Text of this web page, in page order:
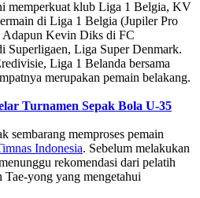
memperkuat klub Liga 1 Belgia, KV
di Liga 1 Belgia (Jupiler Pro
Kevin Diks di FC
Superligaen, Liga Super Denmark.
Liga 1 Belanda bersama
merupakan pemain belakang.
Turnamen Sepak Bola U-35
sembarang memproses pemain
Indonesia. Sebelum melakukan
rekomendasi dari pelatih
yong yang mengetahui